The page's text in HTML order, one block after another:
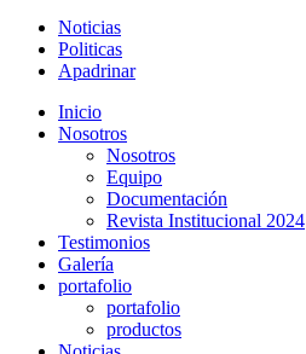
Noticias
Politicas
Apadrinar
Inicio
Nosotros
Nosotros
Equipo
Documentación
Revista Institucional 2024
Testimonios
Galería
portafolio
portafolio
productos